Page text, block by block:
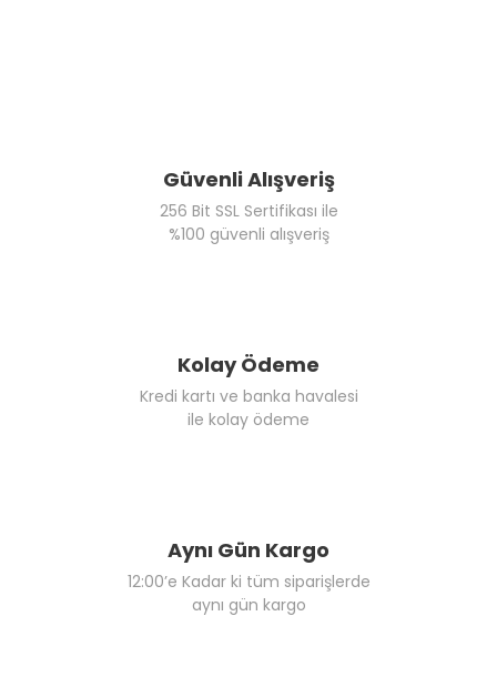
Güvenli Alışveriş
256 Bit SSL Sertifikası ile
%100 güvenli alışveriş
Kolay Ödeme
Kredi kartı ve banka havalesi
ile kolay ödeme
Aynı Gün Kargo
12:00’e Kadar ki tüm siparişlerde
aynı gün kargo